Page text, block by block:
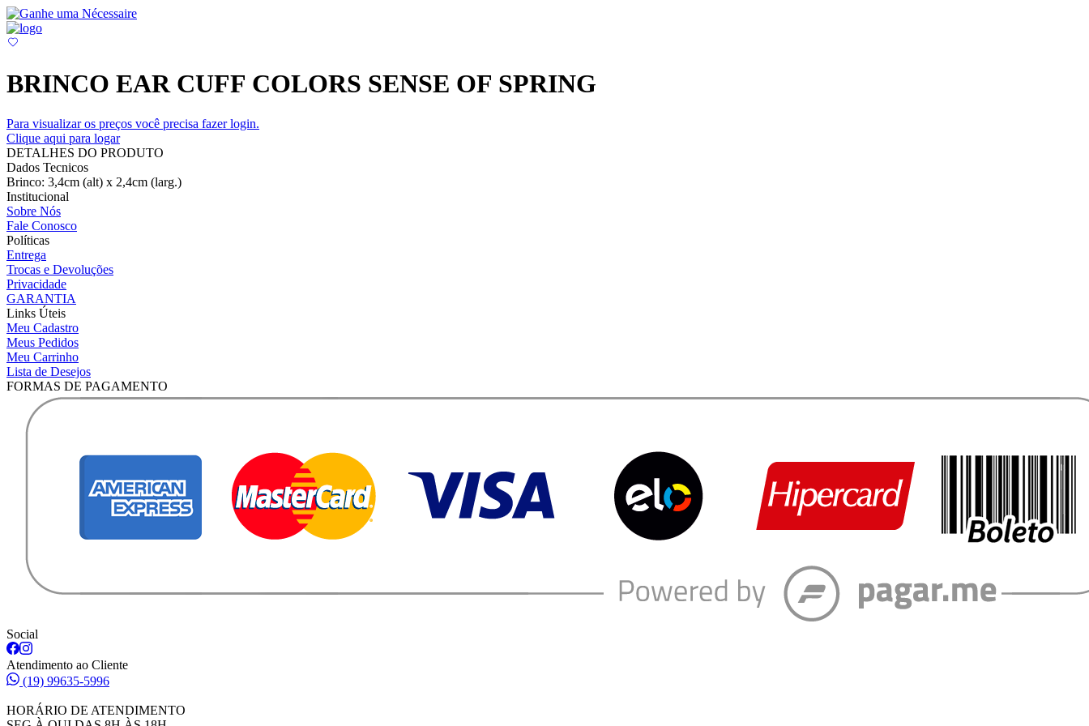
BRINCO EAR CUFF COLORS SENSE OF SPRING
Para visualizar os preços você precisa fazer login.
Clique aqui para logar
DETALHES DO PRODUTO
Dados Tecnicos
Brinco: 3,4cm (alt) x 2,4cm (larg.)
Institucional
Sobre Nós
Fale Conosco
Políticas
Entrega
Trocas e Devoluções
Privacidade
GARANTIA
Links Úteis
Meu Cadastro
Meus Pedidos
Meu Carrinho
Lista de Desejos
FORMAS DE PAGAMENTO
Social
Atendimento ao Cliente
(19) 99635-5996
HORÁRIO DE ATENDIMENTO